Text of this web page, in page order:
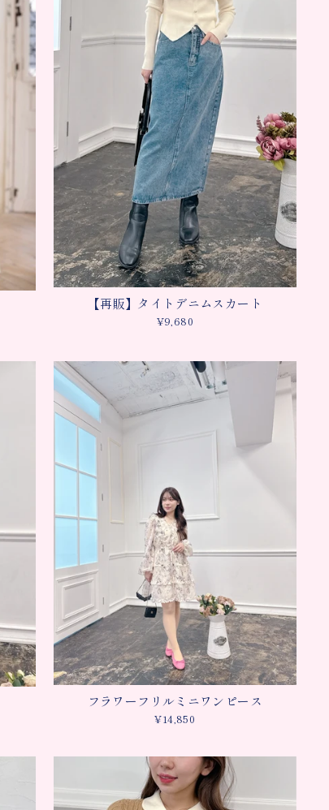
【再販】タイトデニムスカート
¥9,680
フラワーフリルミニワンピース
¥14,850